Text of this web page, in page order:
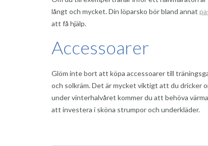
långt och mycket. Din löparsko bör bland annat
att få hjälp.
Accessoarer
Glöm inte bort att köpa accessoarer till
och solkräm. Det är mycket viktigt att du dricker
under vinterhalvåret kommer du att behöva
att investera i sköna strumpor och underkläder.